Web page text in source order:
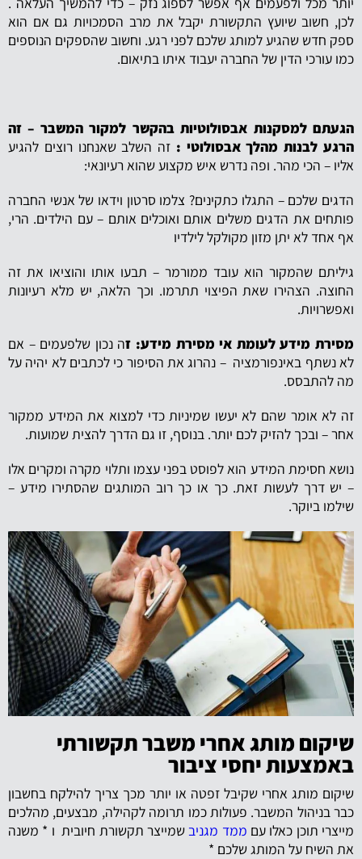
לכן, חשוב שיועץ התקשורת יקבל את מרב הסמכויות גם אם הוא
ספק חדש שהגיע למותג שלכם לפני רגע. וחשוב שהספקים הנוספים
כמו עורכי הדין של החברה יעבוד איתו בתיאום.
הגעתם למסקנות אבסולוטיות בהקשר למקור המשבר – זה
הרגע לבנות מהלך אבסולוטי : זה השלב שאנחנו רוצים להגיע
אליו – הכי מהר. ופה נדרש איש מקצוע שהוא רעיונאי:
הדגים שלכם – התגלו כתקינים? צלמו סרטון וידאו של אנשי החברה
פותחים את הדגים משלים אותם ואוכלים אותם – עם הילדים. הרי,
אף אחד לא יתן מזון מקולקל לילדיו
גיליתם שהמקור הוא עובד ממורמר – תבעו אותו והוציאו את זה
החוצה. הצהירו שאת הפיצוי תתרמו. וכך הלאה, יש מלא רעיונות
ואפשרויות.
מסירת מידע לעומת אי מסירת מידע: זה נכון שלפעמים – אם
לא נשתף באינפורמציה – נהרוג את הסיפור כי לכתבים לא יהיה על
מה להתבסס.
זה לא אומר שהם לא יעשו שמיניות כדי למצוא את המידע ממקור
אחר – ובכך להזיק לכם יותר. בנוסף, זו גם הדרך להצית שמועות.
נושא חסימת המידע הוא לפוסט בפני עצמו ותלוי מקרה ומקרים אלו
– יש דרך לעשות זאת. כך או כך רוב המותגים שהסתירו מידע –
שילמו ביוקר.
שיקום מותג אחרי משבר תקשורתי
באמצעות יחסי ציבור
שיקום מותג אחרי שקיבל זפטה או יותר מכך צריך להילקח בחשבון
כבר בניהול המשבר. פעולות כמו תרומה לקהילה, מבצעים, מהלכים
מייצרי תוכן כאלו עם ממד מגניבשמייצר תקשורת חיובית ו * משנה
את השיח על המותג שלכם *